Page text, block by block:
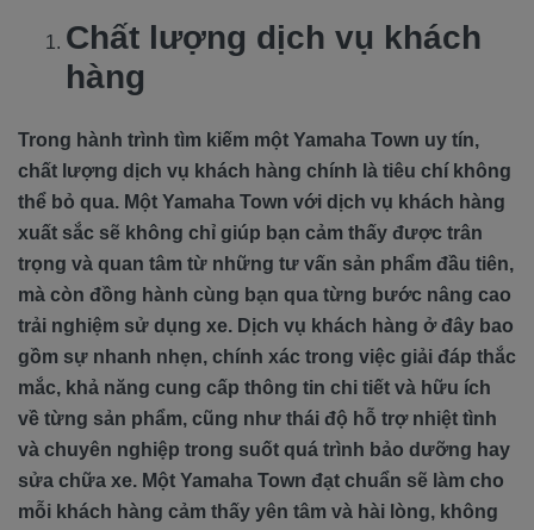
Chất lượng dịch vụ khách
hàng
Trong hành trình tìm kiếm một Yamaha Town uy tín,
chất lượng dịch vụ khách hàng chính là tiêu chí không
thể bỏ qua. Một Yamaha Town với dịch vụ khách hàng
xuất sắc sẽ không chỉ giúp bạn cảm thấy được trân
trọng và quan tâm từ những tư vấn sản phẩm đầu tiên,
mà còn đồng hành cùng bạn qua từng bước nâng cao
trải nghiệm sử dụng xe. Dịch vụ khách hàng ở đây bao
gồm sự nhanh nhẹn, chính xác trong việc giải đáp thắc
mắc, khả năng cung cấp thông tin chi tiết và hữu ích
về từng sản phẩm, cũng như thái độ hỗ trợ nhiệt tình
và chuyên nghiệp trong suốt quá trình bảo dưỡng hay
sửa chữa xe. Một Yamaha Town đạt chuẩn sẽ làm cho
mỗi khách hàng cảm thấy yên tâm và hài lòng, không